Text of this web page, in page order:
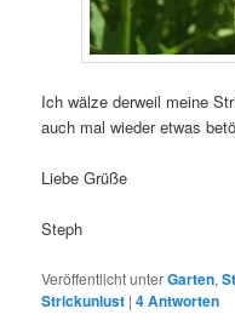
Ich wälze derweil meine
auch mal wieder etwas
Liebe Grüße
Steph
Veröffentlicht unterGarten,
Strickunlust |4Antworten